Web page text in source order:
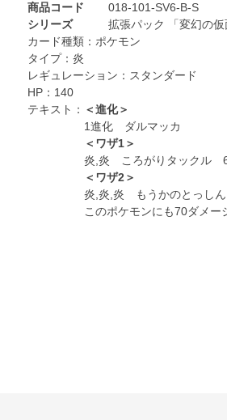
商品コード
018-101-SV6-B-S
シリーズ
拡張パック 「変幻の仮
カード種類： ポケモン
タイプ： 炎
レギュレーション： スタンダード
HP： 140
テキスト： ＜進化＞
1進化 ダルマッカ
＜ワザ1＞
炎,炎 ころがりタックル
＜ワザ2＞
炎,炎,炎 もうかのとっし
このポケモンにも70ダメー